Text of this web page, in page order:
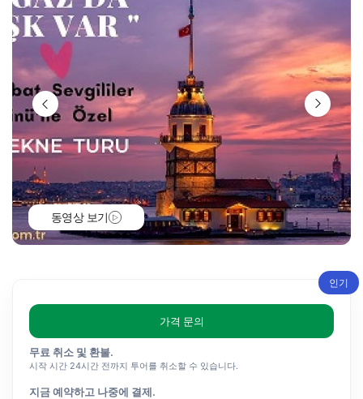
동영상 보기
인기
가격 문의
무료 취소 및 환불.
시작 시간 24시간 전까지 투어를 취소할 수 있습니다.
지금 예약하고 나중에 결제.